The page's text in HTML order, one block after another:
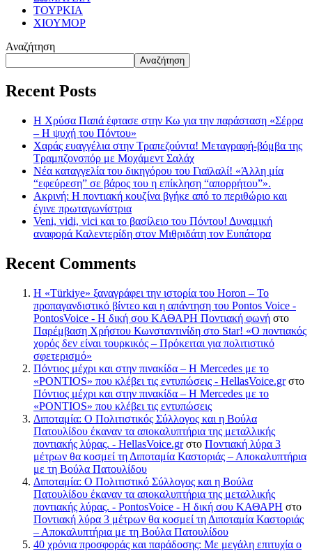
ΤΟΥΡΚΙΑ
ΧΙΟΥΜΟΡ
Αναζήτηση
Αναζήτηση
Recent Posts
Η Χρύσα Παπά έφτασε στην Κω για την παράσταση «Σέρρα
– Η ψυχή του Πόντου»
Χαράς ευαγγέλια στην Τραπεζούντα! Μεταγραφή-βόμβα της
Τραμπζονσπόρ με Μοχάμεντ Σαλάχ
Νέα καταγγελία του δικηγόρου του Γιαϊλαλί! «Άλλη μία
“εφεύρεση” σε βάρος του η επίκληση “απορρήτου”».
Ακρινή: Η ποντιακή κουζίνα βγήκε από το περιθώριο και
έγινε πρωταγωνίστρια
Veni, vidi, vici και το βασίλειο του Πόντου! Δυναμική
αναφορά Καλεντερίδη στον Μιθριδάτη τον Ευπάτορα
Recent Comments
Η «Türkiye» ξαναγράφει την ιστορία του Horon – Το
προπαγανδιστικό βίντεο και η απάντηση του Pontos Voice -
PontosVoice - H δική σου ΚΑΘΑΡΗ Ποντιακή φωνή στο
Παρέμβαση Χρήστου Κωνσταντινίδη στο Star! «Ο ποντιακός
χορός δεν είναι τουρκικός – Πρόκειται για πολιτιστικό
σφετερισμό»
Πόντιος μέχρι και στην πινακίδα – Η Mercedes με το
«PONTIOS» που κλέβει τις εντυπώσεις - HellasVoice.grστο
Πόντιος μέχρι και στην πινακίδα – Η Mercedes με το
«PONTIOS» που κλέβει τις εντυπώσεις
Διποταμία: Ο Πολιτιστικός Σύλλογος και η Βούλα
Πατουλίδου έκαναν τα αποκαλυπτήρια της μεταλλικής
ποντιακής λύρας. - HellasVoice.grστο Ποντιακή λύρα 3
μέτρων θα κοσμεί τη Διποταμία Καστοριάς – Αποκαλυπτήρια
με τη Βούλα Πατουλίδου
Διποταμία: Ο Πολιτιστικό Σύλλογος και η Βούλα
Πατουλίδου έκαναν τα αποκαλυπτήρια της μεταλλικής
ποντιακής λύρας. - PontosVoice - H δική σου ΚΑΘΑΡΗ στο
Ποντιακή λύρα 3 μέτρων θα κοσμεί τη Διποταμία Καστοριάς
– Αποκαλυπτήρια με τη Βούλα Πατουλίδου
40 χρόνια προσφοράς και παράδοσης: Με μεγάλη επιτυχία ο